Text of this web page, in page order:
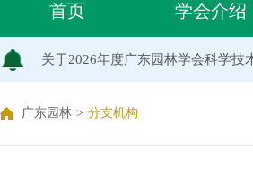
首页 学会介绍
关于同意318位个人为广东园林学
关于2026年度广东园林学会科学技
广东园林学会关于开展2026年广
关于推荐广东园林学会专家库候选
广东园林 > 分支机构